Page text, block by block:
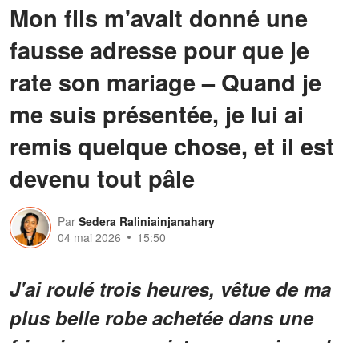
Mon fils m'avait donné une
fausse adresse pour que je
rate son mariage – Quand je
me suis présentée, je lui ai
remis quelque chose, et il est
devenu tout pâle
Par Sedera Raliniainjanahary
04 mai 2026
15:50
J'ai roulé trois heures, vêtue de ma
plus belle robe achetée dans une